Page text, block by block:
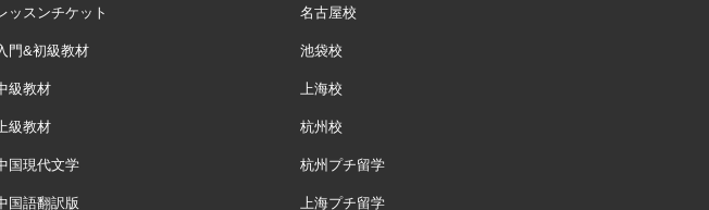
ッスンチケット
門&初級教材
級教材
級教材
国現代文学
国語翻訳版
名古屋校
池袋校
上海校
杭州校
杭州プチ留学
上海プチ留学